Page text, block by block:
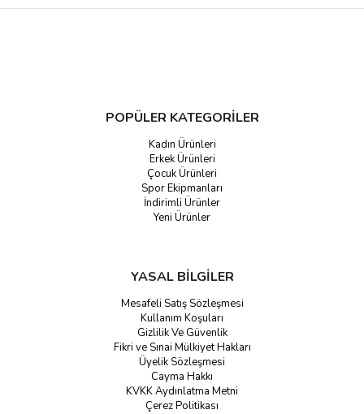
POPÜLER KATEGORİLER
Kadın Ürünleri
Erkek Ürünleri
Çocuk Ürünleri
Spor Ekipmanları
İndirimli Ürünler
Yeni Ürünler
YASAL BİLGİLER
Mesafeli Satış Sözleşmesi
Kullanım Koşuları
Gizlilik Ve Güvenlik
Fikri ve Sınai Mülkiyet Hakları
Üyelik Sözleşmesi
Cayma Hakkı
KVKK Aydınlatma Metni
Çerez Politikası